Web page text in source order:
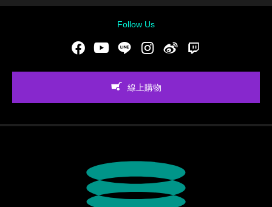
Follow Us
FacebookYoutubeLINE Instgram新浪微博
線上購物